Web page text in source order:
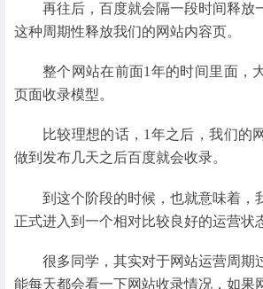
再往后，百度就会隔一段时间释放
这种周期性释放我们的网站内容页。
整个网站在前面1年的时间里面，
页面收录模型。
比较理想的话，1年之后，我们的
做到发布几天之后百度就会收录。
到这个阶段的时候，也就意味着，
正式进入到一个相对比较良好的运营状
很多同学，其实对于网站运营周期
能每天都会看一下网站收录情况，如果